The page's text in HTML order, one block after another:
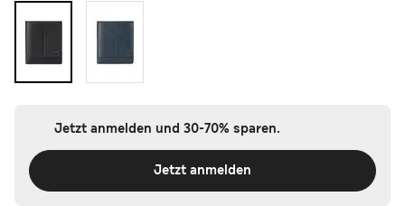
Jetzt anmelden und 30-70% sparen.
Jetzt anmelden